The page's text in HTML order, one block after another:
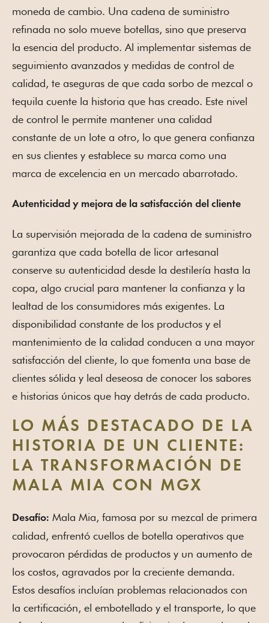
moneda de cambio. Una cadena de suministro
refinada no solo mueve botellas, sino que preserva
la esencia del producto. Al implementar sistemas de
seguimiento avanzados y medidas de control de
calidad, te aseguras de que cada sorbo de mezcal o
tequila cuente la historia que has creado. Este nivel
de control le permite mantener una calidad
constante de un lote a otro, lo que genera confianza
en sus clientes y establece su marca como una
marca de excelencia en un mercado abarrotado.
Autenticidad y mejora de la satisfacción del cliente
La supervisión mejorada de la cadena de suministro
garantiza que cada botella de licor artesanal
conserve su autenticidad desde la destilería hasta la
copa, algo crucial para mantener la confianza y la
lealtad de los consumidores más exigentes. La
disponibilidad constante de los productos y el
mantenimiento de la calidad conducen a una mayor
satisfacción del cliente, lo que fomenta una base de
clientes sólida y leal deseosa de conocer los sabores
e historias únicos que hay detrás de cada producto.
LO MÁS DESTACADO DE LA
HISTORIA DE UN CLIENTE:
LA TRANSFORMACIÓN DE
MALA MIA CON MGX
Desafío: Mala Mia, famosa por su mezcal de primera
calidad, enfrentó cuellos de botella operativos que
provocaron pérdidas de productos y un aumento de
los costos, agravados por la creciente demanda.
Estos desafíos incluían problemas relacionados con
la certificación, el embotellado y el transporte, lo que